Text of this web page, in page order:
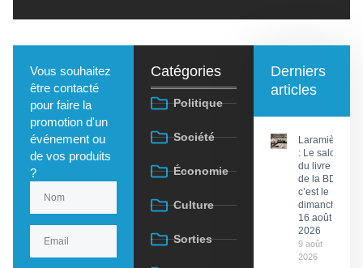
Vous souhaitez
être contacté
pour faire la
promotion d'un
événement ou
de vos produits
?
Catégories
Politique
Société
Économie
Culture
Sorties
Derniers
articles
Laramière
: Le salon
du livre et
de la BD,
c’est le
dimanche
16 août
2026
9 août
2026